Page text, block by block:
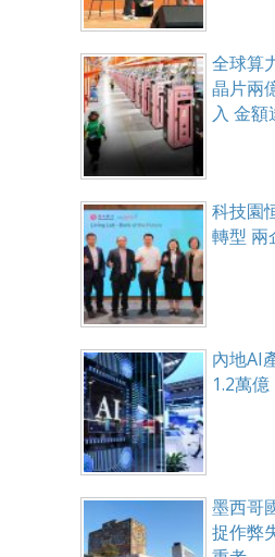
全球算
晶片兩
入 金額
科技園
轉型 兩
內地AI
1.2萬億
墨西哥
捉作弊